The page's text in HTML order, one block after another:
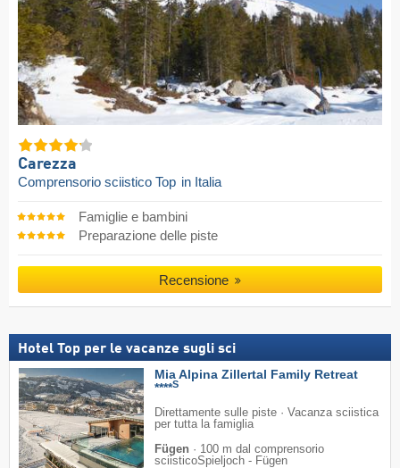
Carezza
Comprensorio sciistico Top in Italia
Famiglie e bambini
Preparazione delle piste
Recensione
Hotel Top per le vacanze sugli sci
Mia Alpina Zillertal Family Retreat
****S
Direttamente sulle piste · Vacanza sciistica
per tutta la famiglia
Fügen · 100 m dal comprensorio
sciisticoSpieljoch - Fügen